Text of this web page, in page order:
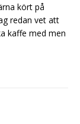
kört på
redan vet att
kaffe med men